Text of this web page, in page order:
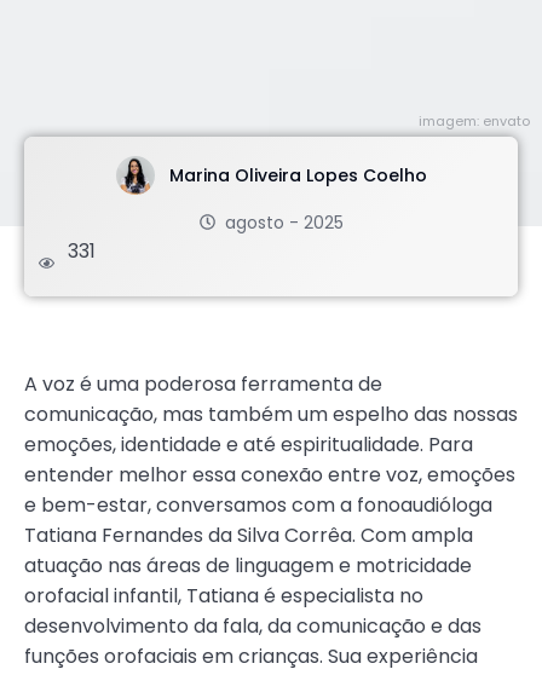
imagem: envato
Marina Oliveira Lopes Coelho
agosto - 2025
331
A voz é uma poderosa ferramenta de
comunicação, mas também um espelho das nossas
emoções, identidade e até espiritualidade. Para
entender melhor essa conexão entre voz, emoções
e bem-estar, conversamos com a fonoaudióloga
Tatiana Fernandes da Silva Corrêa. Com ampla
atuação nas áreas de linguagem e motricidade
orofacial infantil, Tatiana é especialista no
desenvolvimento da fala, da comunicação e das
funções orofaciais em crianças. Sua experiência